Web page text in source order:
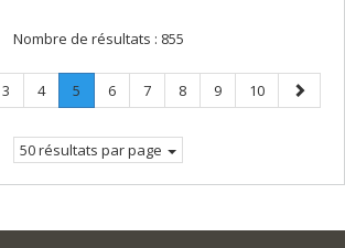
Nombre de résultats : 855
Page
3 Page
4 Page
5
Page
Page
6 Page
7 Page
8 Page
9 Page
10
Page
50 résultats par page